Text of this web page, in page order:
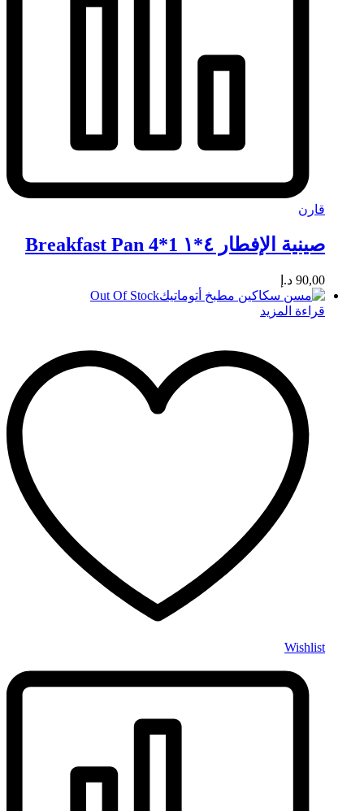
قارن
صينية الإفطار ٤*١ Breakfast Pan 4*1
90,00 د.إ
Out Of Stock
قراءة المزيد
Wishlist